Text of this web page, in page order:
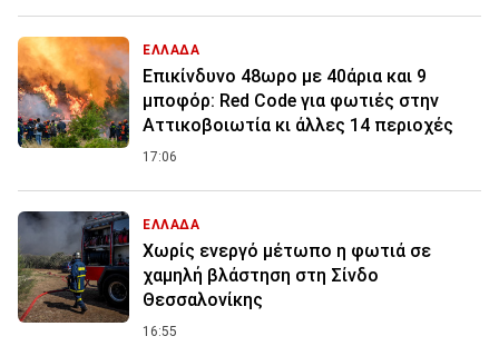
ΕΛΛΑΔΑ
Επικίνδυνο 48ωρο με 40άρια και 9
μποφόρ: Red Code για φωτιές στην
Αττικοβοιωτία κι άλλες 14 περιοχές
17:06
ΕΛΛΑΔΑ
Χωρίς ενεργό μέτωπο η φωτιά σε
χαμηλή βλάστηση στη Σίνδο
Θεσσαλονίκης
16:55